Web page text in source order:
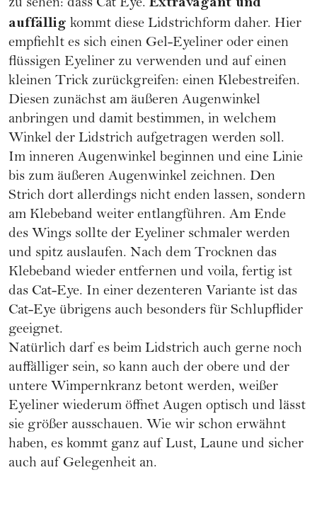
zu sehen: dass Cat Eye.
auffällig kommt diese Lidstrichform daher. Hier
empfiehlt es sich einen Gel-Eyeliner oder einen
flüssigen Eyeliner zu verwenden und auf einen
kleinen Trick zurückgreifen: einen Klebestreifen.
Diesen zunächst am äußeren Augenwinkel
anbringen und damit bestimmen, in welchem
Winkel der Lidstrich aufgetragen werden soll.
Im inneren Augenwinkel beginnen und eine Linie
bis zum äußeren Augenwinkel zeichnen. Den
Strich dort allerdings nicht enden lassen, sondern
am Klebeband weiter entlangführen. Am Ende
des Wings sollte der Eyeliner schmaler werden
und spitz auslaufen. Nach dem Trocknen das
Klebeband wieder entfernen und voila, fertig ist
das Cat-Eye. In einer dezenteren Variante ist das
Cat-Eye übrigens auch besonders für Schlupflider
geeignet.
Natürlich darf es beim Lidstrich auch gerne noch
auffälliger sein, so kann auch der obere und der
untere Wimpernkranz betont werden, weißer
Eyeliner wiederum öffnet Augen optisch und lässt
sie größer ausschauen. Wie wir schon erwähnt
haben, es kommt ganz auf Lust, Laune und sicher
auch auf Gelegenheit an.